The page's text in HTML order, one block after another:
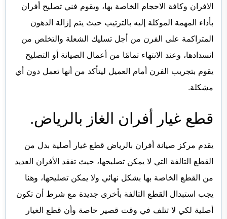
الافران وكافة الاحجام الخاصة بها، ويقوم فني تصليح أفران
بأداء المهمة الموكلة إليه بالترتيب حيث يتم إزالة الدهون
المتراكمة على الفرن من أجل تسليك الشعلة والتخلص من
انسدادها، وعند الانتهاء تمامًا من أعمال الصيانة أو التصليح
يقوم بتجريب الفرن أمام العميل ليتأكد من أنها تعمل دون أي
مشكلة.
قطع غيار أفران الغاز بالرياض.
يقدم مركز صيانة أفران بالرياض قطع غيار أصلية بدل من
القطع التالفة التي لا يمكن تصليحها، حيث تفقد الأفران العديد
من القطع الخاصة بها بشكل نهائي ولا يمكن تصليحها، وهنا
يجب استبدال القطع التالفة بأخرى جديدة مع شرط أن تكون
أصلية لكي لا تتلف في وقت قصير خاصة وأن قطع الغيار